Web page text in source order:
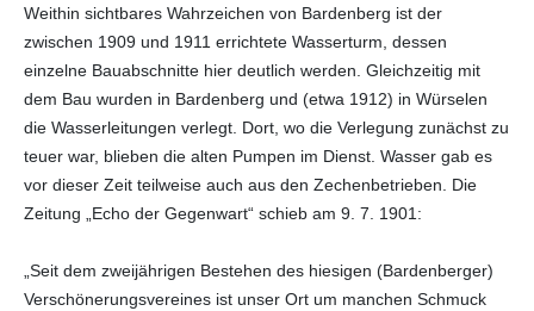
Weithin sichtbares Wahrzeichen von Bardenberg ist der
zwischen 1909 und 1911 errichtete Wasserturm, dessen
einzelne Bauabschnitte hier deutlich werden. Gleichzeitig mit
dem Bau wurden in Bardenberg und (etwa 1912) in Würselen
die Wasserleitungen verlegt. Dort, wo die Verlegung zunächst zu
teuer war, blieben die alten Pumpen im Dienst. Wasser gab es
vor dieser Zeit teilweise auch aus den Zechenbetrieben. Die
Zeitung „Echo der Gegenwart“ schieb am 9. 7. 1901:
„Seit dem zweijährigen Bestehen des hiesigen (Bardenberger)
Verschönerungsvereines ist unser Ort um manchen Schmuck